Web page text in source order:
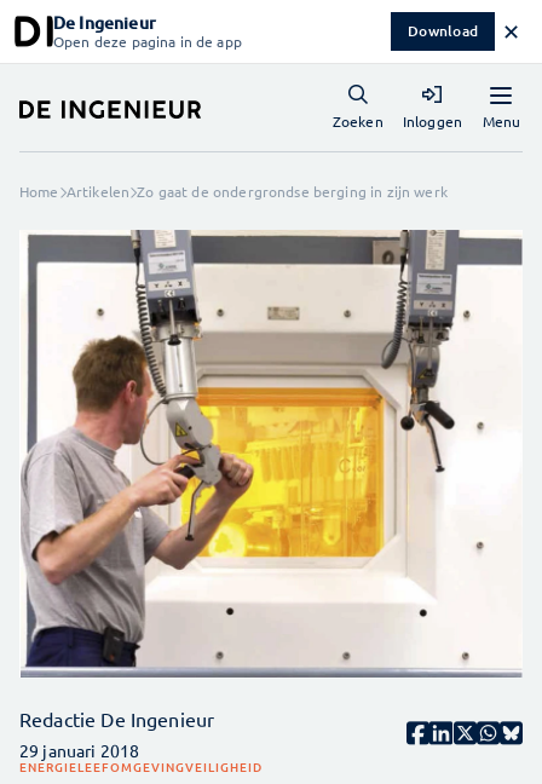
De Ingenieur
Open deze pagina in de app Download ✕
Menu
Zoeken Inloggen
Home Artikelen Zo gaat de ondergrondse berging in zijn werk
Redactie De Ingenieur
29 januari 2018
ENERGIELEEFOMGEVINGVEILIGHEID